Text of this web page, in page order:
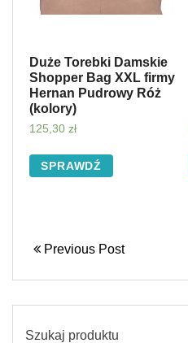
Duże Torebki Damskie
Shopper Bag XXL firmy
Hernan Pudrowy Róż
(kolory)
125,30 zł
SPRAWDŹ
Previous Post
Szukaj produktu